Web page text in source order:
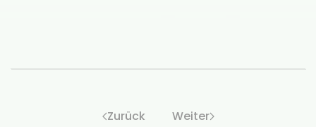
Zurück Weiter